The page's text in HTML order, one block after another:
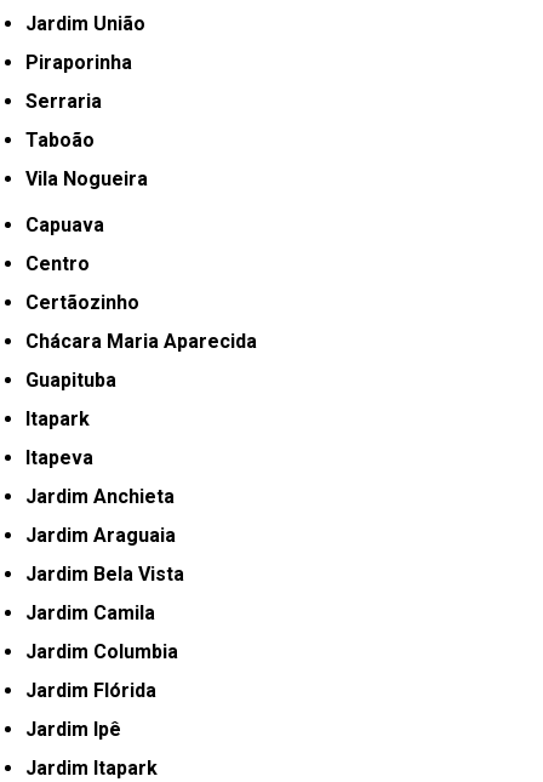
Jardim União
Piraporinha
Serraria
Taboão
Vila Nogueira
Capuava
Centro
Certãozinho
Chácara Maria Aparecida
Guapituba
Itapark
Itapeva
Jardim Anchieta
Jardim Araguaia
Jardim Bela Vista
Jardim Camila
Jardim Columbia
Jardim Flórida
Jardim Ipê
Jardim Itapark